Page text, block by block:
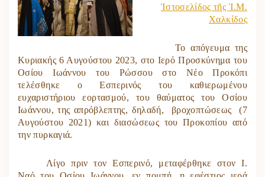
Ἱστοσελίδος τῆς Ἱ.Μ.
Χαλκίδος
Το απόγευμα της
Κυριακής 6 Αυγούστου 2023, στο Ιερό Προσκύνημα του
Οσίου Ιωάννου του Ρώσσου στο Νέο Προκόπι
τελέσθηκε ο Εσπερινός του καθιερωμένου
ευχαριστήριου εορτασμού, του θαύματος του Οσίου
Ιωάννου, της απρόβλεπτης, δηλαδή, βροχοπτώσεως (7
Αυγούστου 2021) και διασώσεως του Προκοπίου από
την πυρκαγιά.
Λίγο πριν τον Εσπερινό, μεταφέρθηκε στον Ι.